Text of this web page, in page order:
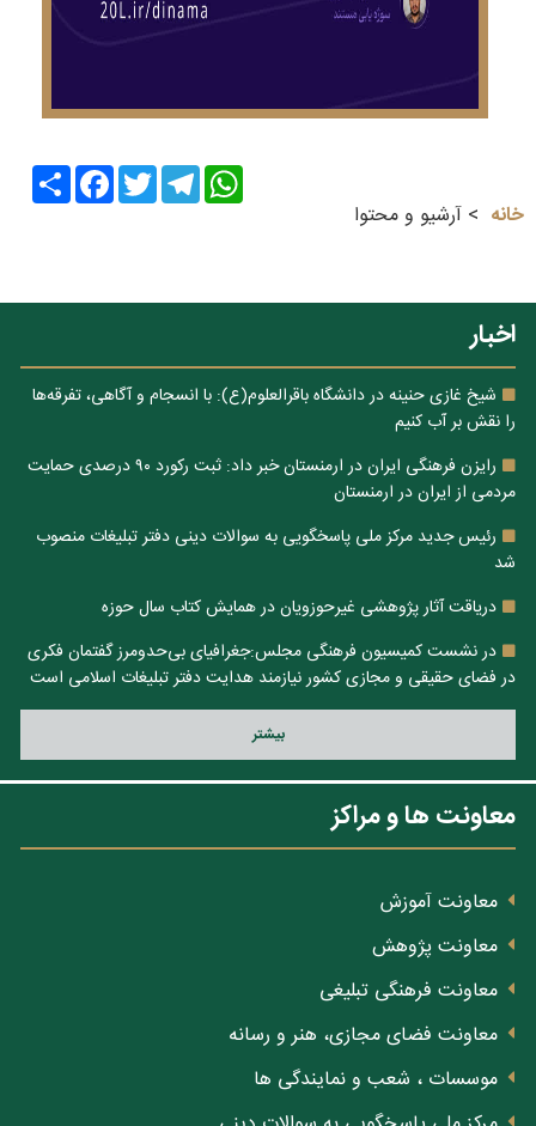
Share
FacebookTwitter
Telegram
WhatsApp
خانه
آرشیو و محتوا
اخبار
شیخ غازی حنینه در دانشگاه باقرالعلوم(ع): با انسجام و آگاهی، تفرقه‌ها
را نقش بر آب کنیم
رایزن فرهنگی ایران در ارمنستان خبر داد: ثبت رکورد ۹۰ درصدی حمایت
مردمی از ایران در ارمنستان
رئیس جدید مرکز ملی پاسخگویی به سوالات دینی دفتر تبلیغات منصوب
شد
دریاقت آثار پژوهشی غیرحوزویان در همایش کتاب سال حوزه
در نشست کمیسیون فرهنگی مجلس:جغرافیای بی‌حدومرز گفتمان فکری
در فضای حقیقی و مجازی کشور نیازمند هدایت دفتر تبلیغات اسلامی است
بيشتر
معاونت ها و مراکز
معاونت آموزش
معاونت پژوهش
معاونت فرهنگی تبلیغی
معاونت فضای مجازی، هنر و رسانه
موسسات ، شعب و نمایندگی ها